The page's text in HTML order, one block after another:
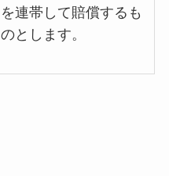
を連帯して賠償するも
のとします。